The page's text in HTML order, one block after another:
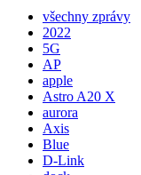
všechny zprávy
2022
5G
AP
apple
Astro A20 X
aurora
Axis
Blue
D-Link